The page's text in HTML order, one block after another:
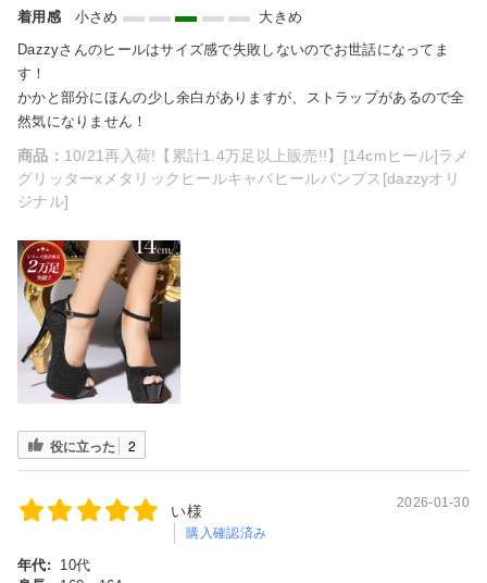
着用感
小さめ
大きめ
Dazzyさんのヒールはサイズ感で失敗しないのでお世話になってま
す！
かかと部分にほんの少し余白がありますが、ストラップがあるので全
然気になりません！
商品： 10/21再入荷!【累計1.4万足以上販売!!】[14cmヒール]ラメ
グリッターxメタリックヒールキャバヒールパンプス[dazzyオリ
ジナル]
役に立った 2
い様
購入確認済み
2026-01-30
年代:
10代